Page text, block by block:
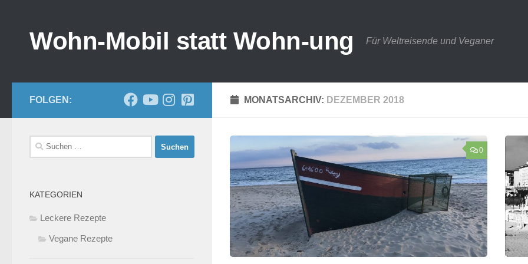
Wohn-Mobil statt Wohn-ung Für Weltreisende und Veganer
MONATSARCHIV: DEZEMBER 2018
0
FOLGEN:
Suchen
nach:
KATEGORIEN
Leckere Rezepte
Vegane Rezepte